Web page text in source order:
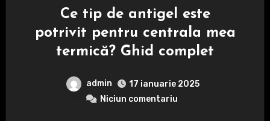
Ce tip de antigel este
potrivit pentru centrala mea
termică? Ghid complet
admin
17 ianuarie 2025
Niciun comentariu